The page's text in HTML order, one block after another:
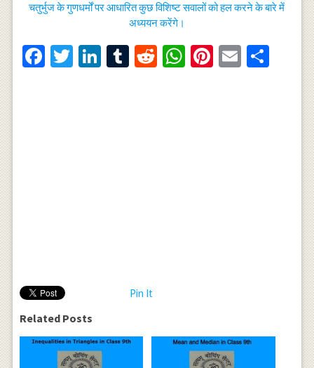
चतुर्भुज के गुणधर्मों पर आधारित कुछ विशिष्ट सवालों को हल करने के बारे में
अध्ययन करेंगे।
Facebook
Twitter
LinkedIn
Tumblr
RedditWhatsApp
Pinterest
Email
Pin It
Related Posts